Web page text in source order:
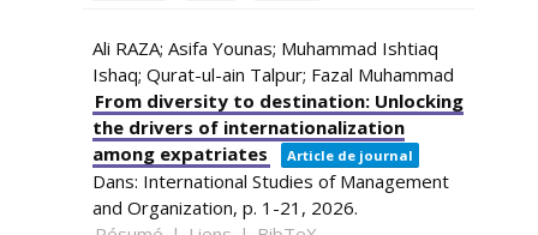
Ali RAZA; Asifa Younas; Muhammad Ishtiaq
Ishaq; Qurat-ul-ain Talpur; Fazal Muhammad
From diversity to destination: Unlocking
the drivers of internationalization
among expatriates
Article de journal
Dans: International Studies of Management
and Organization, p. 1-21, 2026.